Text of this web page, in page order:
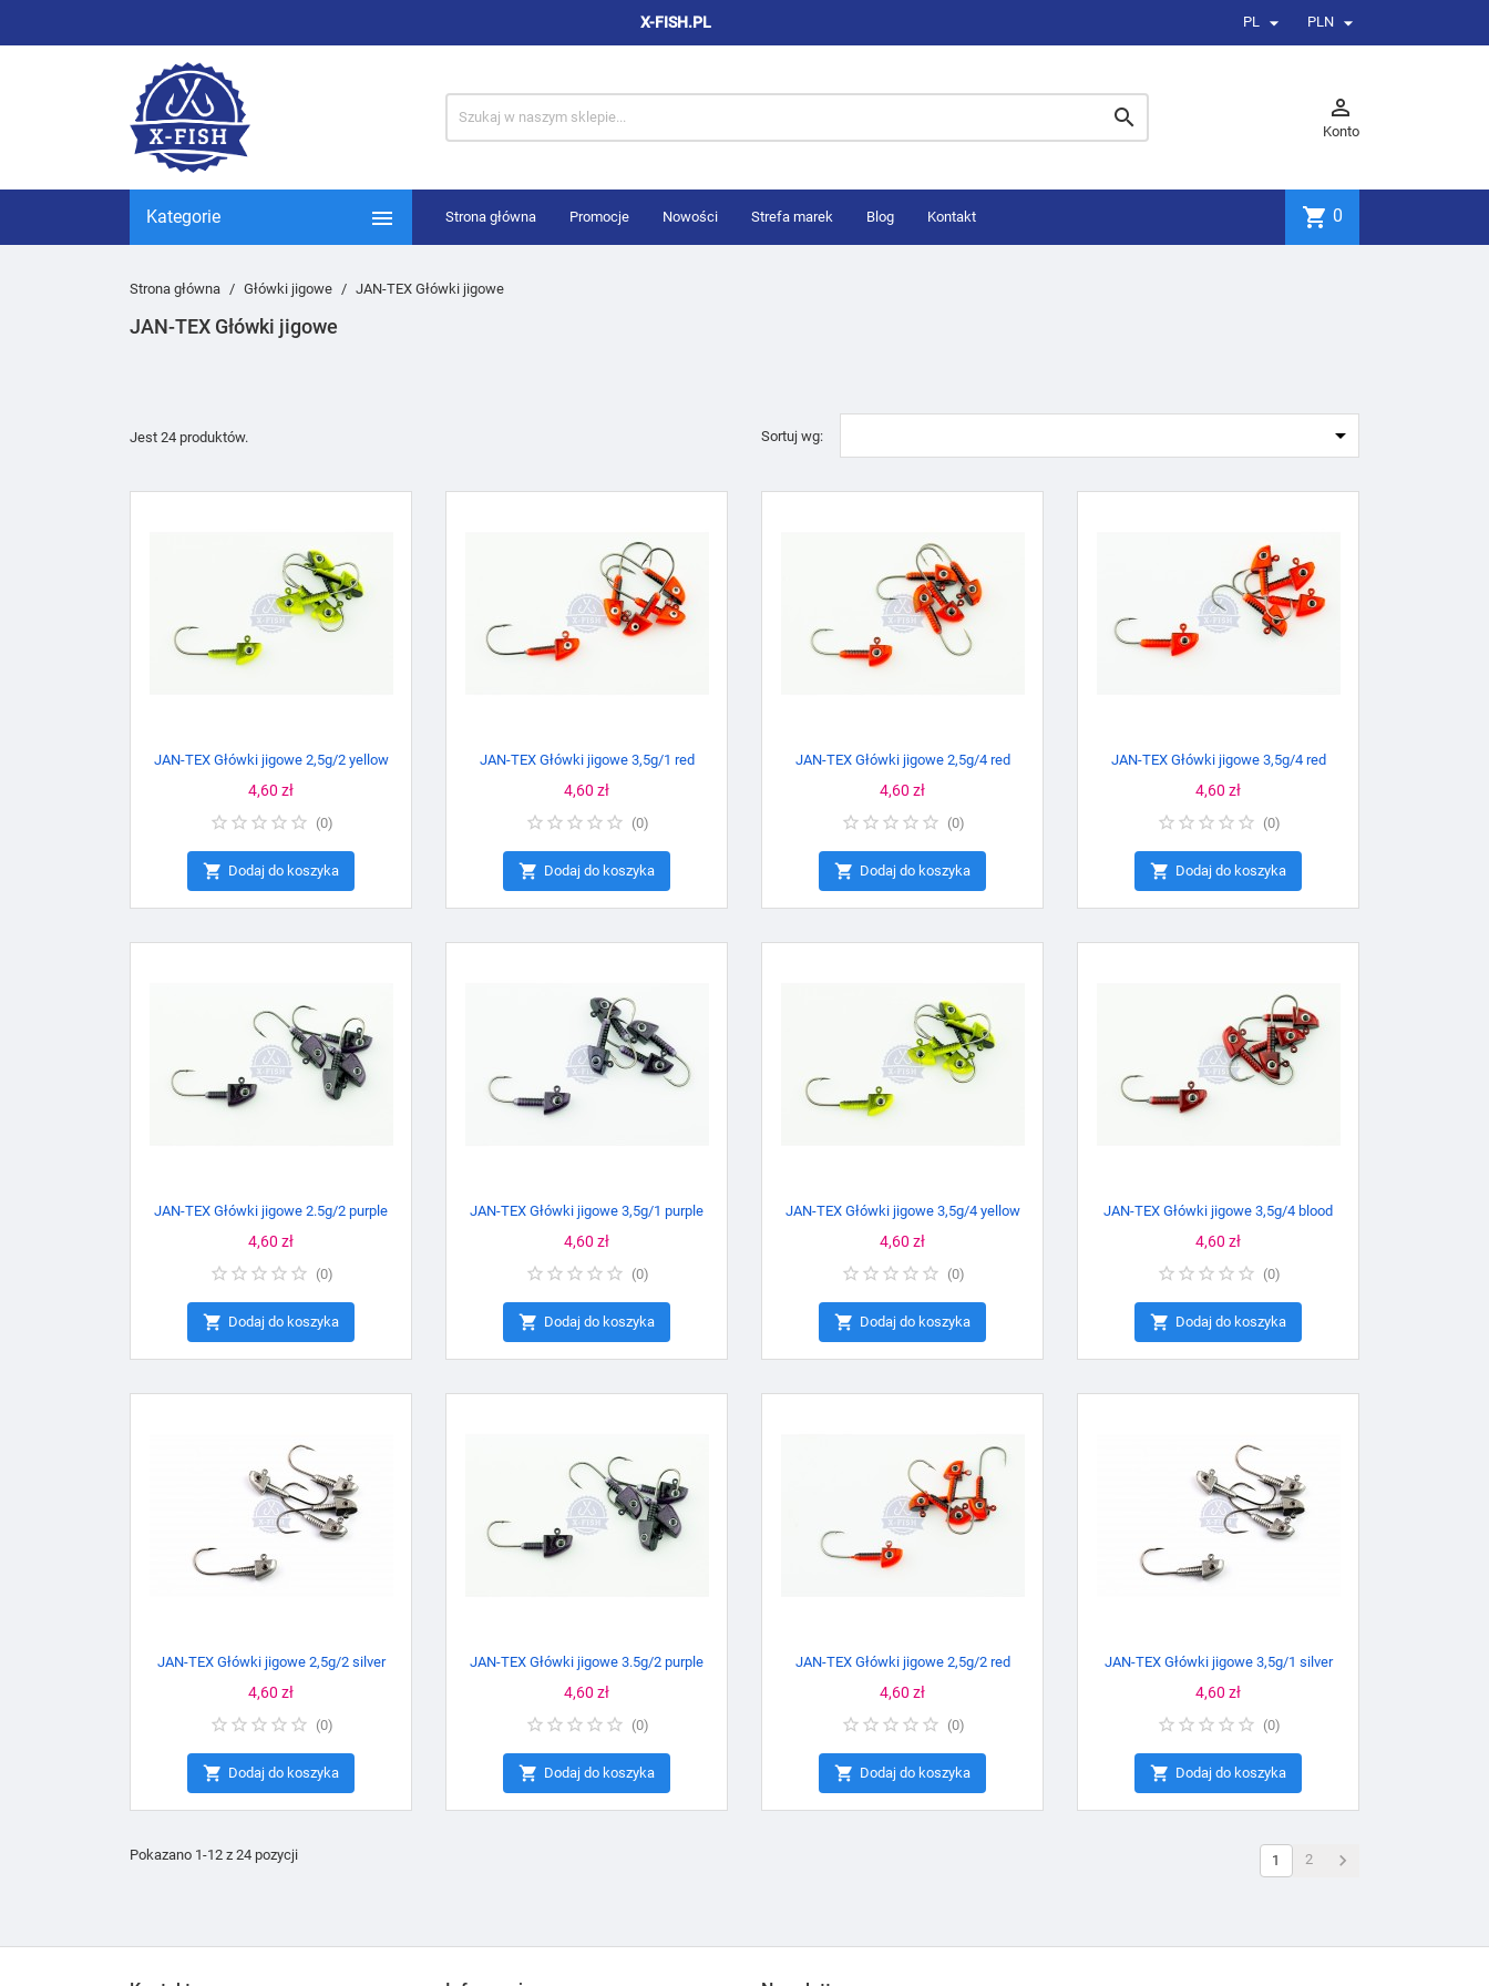
X-FISH.PL PL  PLN 
 
Konto
Kategorie  Strona główna Promocje Nowości Strefa marek Blog Kontakt shopping_cart 0
Strona główna Główki jigowe JAN-TEX Główki jigowe
JAN-TEX Główki jigowe
Jest 24 produktów. Sortuj wg: 
JAN-TEX Główki jigowe 2,5g/2 yellow
Cena
4,60 zł
(0)
 Dodaj do koszyka
JAN-TEX Główki jigowe 3,5g/1 red
Cena
4,60 zł
(0)
 Dodaj do koszyka
JAN-TEX Główki jigowe 2,5g/4 red
Cena
4,60 zł
(0)
 Dodaj do koszyka
JAN-TEX Główki jigowe 3,5g/4 red
Cena
4,60 zł
(0)
 Dodaj do koszyka
JAN-TEX Główki jigowe 2.5g/2 purple
Cena
4,60 zł
(0)
 Dodaj do koszyka
JAN-TEX Główki jigowe 3,5g/1 purple
Cena
4,60 zł
(0)
 Dodaj do koszyka
JAN-TEX Główki jigowe 3,5g/4 yellow
Cena
4,60 zł
(0)
 Dodaj do koszyka
JAN-TEX Główki jigowe 3,5g/4 blood
Cena
4,60 zł
(0)
 Dodaj do koszyka
JAN-TEX Główki jigowe 2,5g/2 silver
Cena
4,60 zł
(0)
 Dodaj do koszyka
JAN-TEX Główki jigowe 3.5g/2 purple
Cena
4,60 zł
(0)
 Dodaj do koszyka
JAN-TEX Główki jigowe 2,5g/2 red
Cena
4,60 zł
(0)
 Dodaj do koszyka
JAN-TEX Główki jigowe 3,5g/1 silver
Cena
4,60 zł
(0)
 Dodaj do koszyka
Pokazano 1-12 z 24 pozycji 1 2 